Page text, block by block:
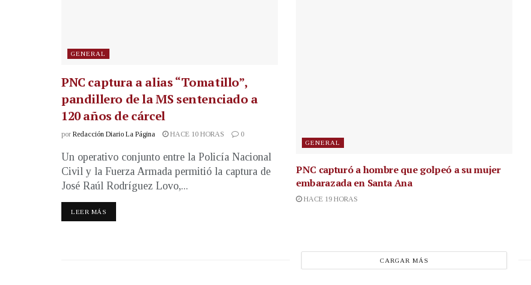
GENERAL
PNC captura a alias “Tomatillo”,
pandillero de la MS sentenciado a
120 años de cárcel
por Redacción Diario La Página HACE 10 HORAS 0
Un operativo conjunto entre la Policía Nacional
Civil y la Fuerza Armada permitió la captura de
José Raúl Rodríguez Lovo,...
LEER MÁS
GENERAL
PNC capturó a hombre que golpeó a su mujer
embarazada en Santa Ana
HACE 19 HORAS
CARGAR MÁS